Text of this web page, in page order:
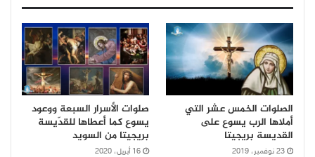
الصلوات الخمس عشر التي
أملاها الرب يسوع على
القديسة بريجيتا
23 نوفمبر، 2019
صلوات الأسرار السبعة ووعود
يسوع كما أعطاها للقدّيسة
بريجيتا من السويد
16 أبريل، 2020